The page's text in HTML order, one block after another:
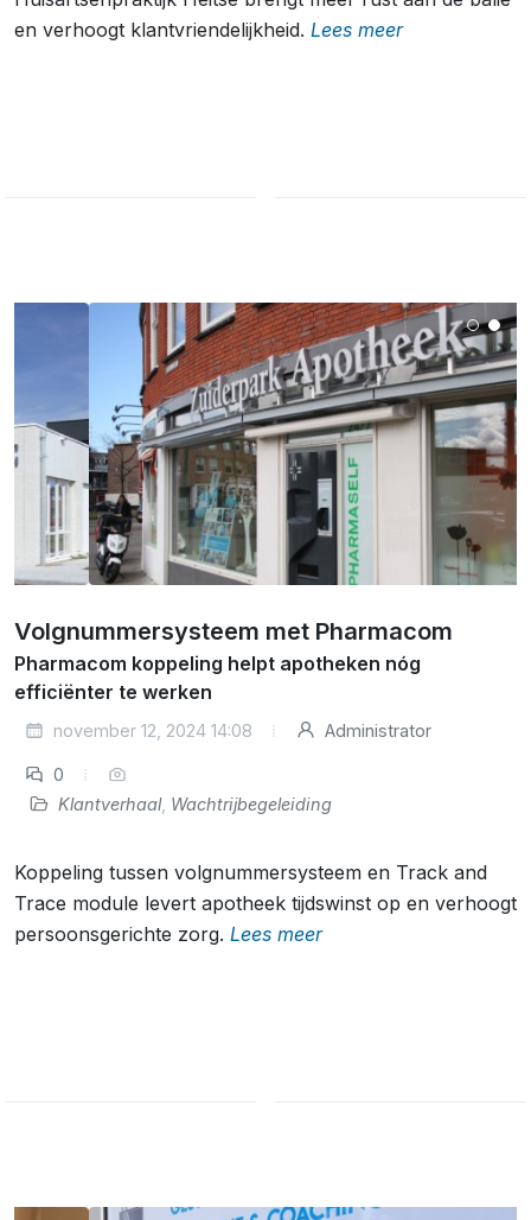
en verhoogt klantvriendelijkheid. Lees meer
Volgnummersysteem met Pharmacom
Pharmacom koppeling helpt apotheken nóg
efficiënter te werken
november 12, 2024 14:08 Administrator
0
Klantverhaal, Wachtrijbegeleiding
Koppeling tussen volgnummersysteem en Track and
Trace module levert apotheek tijdswinst op en verhoogt
persoonsgerichte zorg. Lees meer